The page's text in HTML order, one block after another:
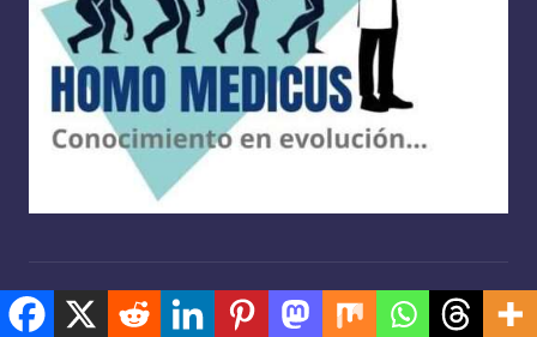
Copyright 2026 — Homo medicus . Derechos reservados.